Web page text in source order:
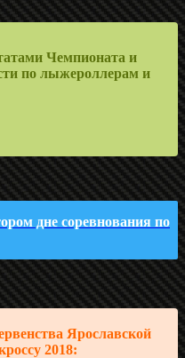
Чемпионата и
по лыжероллерам и
дне соревнования по
Ярославской
2018: